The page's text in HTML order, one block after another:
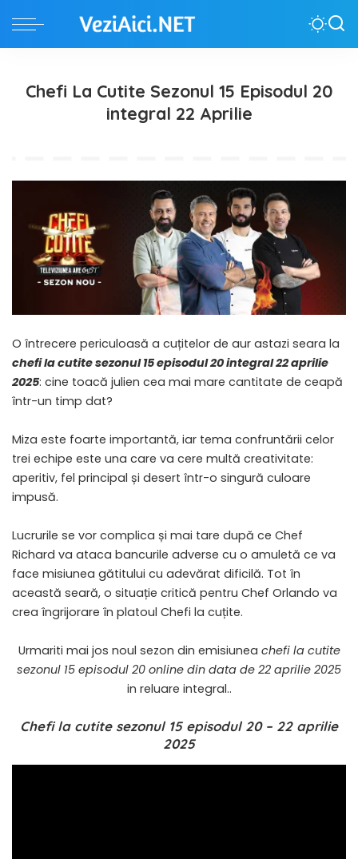
Chefi La Cutite Sezonul 15 Episodul 20
integral 22 Aprilie
O întrecere periculoasă a cuțitelor de aur astazi seara la
chefi la cutite sezonul 15 episodul 20 integral 22 aprilie
2025: cine toacă julien cea mai mare cantitate de ceapă
într-un timp dat?
Miza este foarte importantă, iar tema confruntării celor
trei echipe este una care va cere multă creativitate:
aperitiv, fel principal și desert într-o singură culoare
impusă.
Lucrurile se vor complica și mai tare după ce Chef
Richard va ataca bancurile adverse cu o amuletă ce va
face misiunea gătitului cu adevărat dificilă. Tot în
această seară, o situație critică pentru Chef Orlando va
crea îngrijorare în platoul Chefi la cuțite.
Urmariti mai jos noul sezon din emisiunea chefi la cutite
sezonul 15 episodul 20 online din data de 22 aprilie 2025
in reluare integral..
Chefi la cutite sezonul 15 episodul 20 – 22 aprilie
2025